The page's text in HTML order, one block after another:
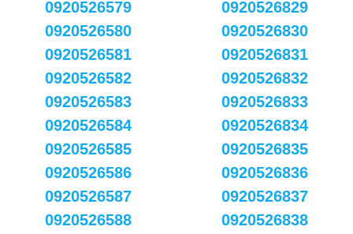
0920526579
0920526580
0920526581
0920526582
0920526583
0920526584
0920526585
0920526586
0920526587
0920526588
0920526829
0920526830
0920526831
0920526832
0920526833
0920526834
0920526835
0920526836
0920526837
0920526838